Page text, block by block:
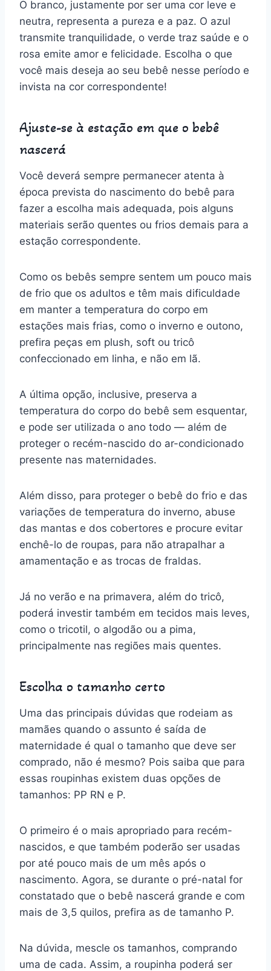
O branco, justamente por ser uma cor leve e
neutra, representa a pureza e a paz. O azul
transmite tranquilidade, o verde traz saúde e o
rosa emite amor e felicidade. Escolha o que
você mais deseja ao seu bebê nesse período e
invista na cor correspondente!
Ajuste-se à estação em que o bebê
nascerá
Você deverá sempre permanecer atenta à
época prevista do nascimento do bebê para
fazer a escolha mais adequada, pois alguns
materiais serão quentes ou frios demais para a
estação correspondente.
Como os bebês sempre sentem um pouco mais
de frio que os adultos e têm mais dificuldade
em manter a temperatura do corpo em
estações mais frias, como o inverno e outono,
prefira peças em plush, soft ou tricô
confeccionado em linha, e não em lã.
A última opção, inclusive, preserva a
temperatura do corpo do bebê sem esquentar,
e pode ser utilizada o ano todo — além de
proteger o recém-nascido do ar-condicionado
presente nas maternidades.
Além disso, para proteger o bebê do frio e das
variações de temperatura do inverno, abuse
das mantas e dos cobertores e procure evitar
enchê-lo de roupas, para não atrapalhar a
amamentação e as trocas de fraldas.
Já no verão e na primavera, além do tricô,
poderá investir também em tecidos mais leves,
como o tricotil, o algodão ou a pima,
principalmente nas regiões mais quentes.
Escolha o tamanho certo
Uma das principais dúvidas que rodeiam as
mamães quando o assunto é saída de
maternidade é qual o tamanho que deve ser
comprado, não é mesmo? Pois saiba que para
essas roupinhas existem duas opções de
tamanhos: PP RN e P.
O primeiro é o mais apropriado para recém-
nascidos, e que também poderão ser usadas
por até pouco mais de um mês após o
nascimento. Agora, se durante o pré-natal for
constatado que o bebê nascerá grande e com
mais de 3,5 quilos, prefira as de tamanho P.
Na dúvida, mescle os tamanhos, comprando
uma de cada. Assim, a roupinha poderá ser